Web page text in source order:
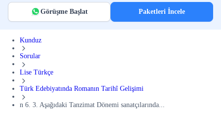
Görüşme Başlat Paketleri İncele
Kunduz
Sorular
Lise Türkçe
Türk Edebiyatında Romanın Tarihî Gelişimi
n 6. 3. Aşağıdaki Tanzimat Dönemi sanatçılarında...